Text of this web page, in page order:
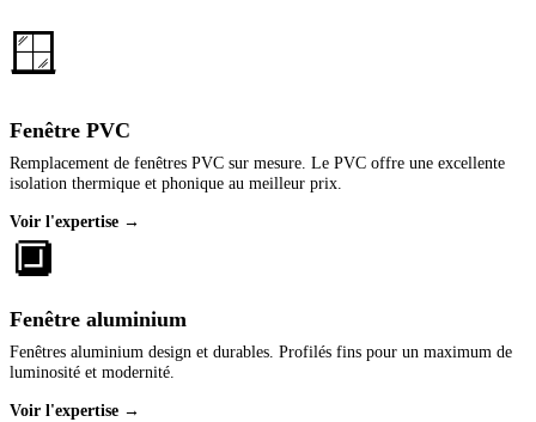
🪟
Fenêtre PVC
Remplacement de fenêtres PVC sur mesure. Le PVC offre une excellente
isolation thermique et phonique au meilleur prix.
Voir l'expertise →
🔲
Fenêtre aluminium
Fenêtres aluminium design et durables. Profilés fins pour un maximum de
luminosité et modernité.
Voir l'expertise →